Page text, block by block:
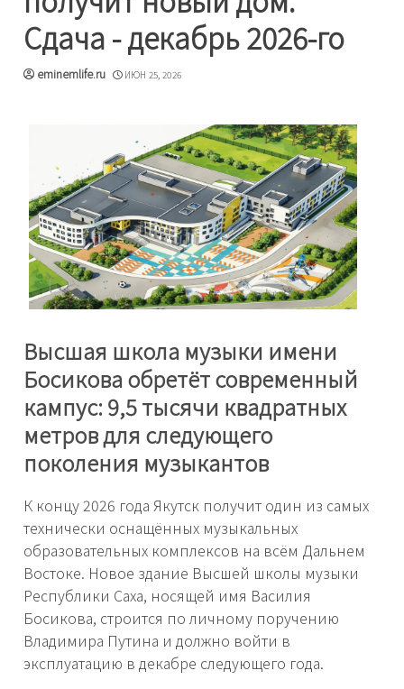
Сдача - декабрь 2026-го
eminemlife.ru ИЮН 25, 2026
Высшая школа музыки имени
Босикова обретёт современный
кампус: 9,5 тысячи квадратных
метров для следующего
поколения музыкантов
К концу 2026 года Якутск получит один из самых
технически оснащённых музыкальных
образовательных комплексов на всём Дальнем
Востоке. Новое здание Высшей школы музыки
Республики Саха, носящей имя Василия
Босикова, строится по личному поручению
Владимира Путина и должно войти в
эксплуатацию в декабре следующего года.